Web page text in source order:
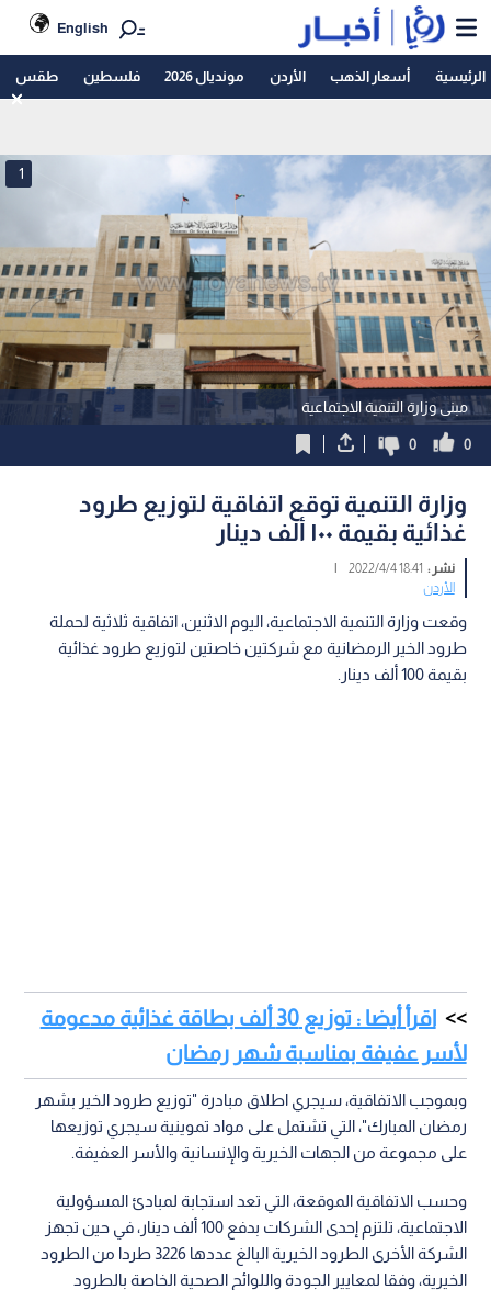
English
الرئيسية أسعار الذهب الأردن مونديال 2026 فلسطين طقس
مبنى وزارة التنمية الاجتماعية
1
0
0
وزارة التنمية توقع اتفاقية لتوزيع طرود
غذائية بقيمة ١٠٠ ألف دينار
نشر : 18:41 2022/4/4
|
الأردن
وقعت وزارة التنمية الاجتماعية، اليوم الاثنين، اتفاقية ثلاثية لحملة
طرود الخير الرمضانية مع شركتين خاصتين لتوزيع طرود غذائية
بقيمة 100 ألف دينار.
اقرأ أيضا : توزيع 30 ألف بطاقة غذائية مدعومة
لأسر عفيفة بمناسبة شهر رمضان
وبموجب الاتفاقية، سيجري اطلاق مبادرة "توزيع طرود الخير بشهر
رمضان المبارك"، التي تشتمل على مواد تموينية سيجري توزيعها
على مجموعة من الجهات الخيرية والإنسانية والأسر العفيفة.
وحسب الاتفاقية الموقعة، التي تعد استجابة لمبادئ المسؤولية
الاجتماعية، تلتزم إحدى الشركات بدفع 100 ألف دينار، في حين تجهز
الشركة الأخرى الطرود الخيرية البالغ عددها 3226 طردا من الطرود
الخيرية، وفقا لمعايير الجودة واللوائح الصحية الخاصة بالطرود